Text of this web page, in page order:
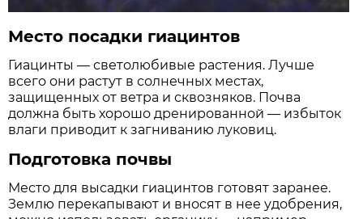
Место посадки гиацинтов
Гиацинты — светолюбивые растения. Лучше
всего они растут в солнечных местах,
защищенных от ветра и сквозняков. Почва
должна быть хорошо дренированной — избыток
влаги приводит к загниванию луковиц.
Подготовка почвы
Место для высадки гиацинтов готовят заранее.
Землю перекапывают и вносят в нее удобрения,